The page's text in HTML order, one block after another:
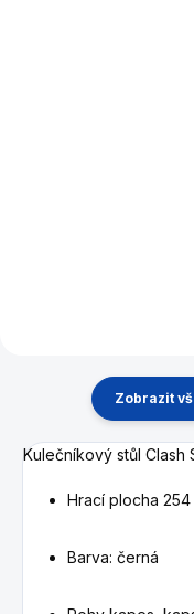
Palladium TV
Zobrazit
Kulečníkový stůl Clash
Hrací plocha 254
Barva: černá